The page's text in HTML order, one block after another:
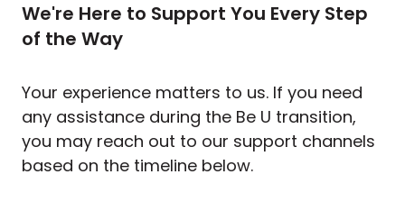
We're Here to Support You Every Step
of the Way
Your experience matters to us. If you need
any assistance during the Be U transition,
you may reach out to our support channels
based on the timeline below.